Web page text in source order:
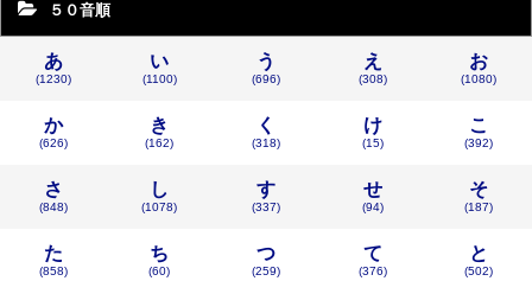
５０音順
あ
(1230)
い
(1100)
う
(696)
え
(308)
お
(1080)
か
(626)
き
(162)
く
(318)
け
(15)
こ
(392)
さ
(848)
し
(1078)
す
(337)
せ
(94)
そ
(187)
た
(858)
ち
(60)
つ
(259)
て
(376)
と
(502)